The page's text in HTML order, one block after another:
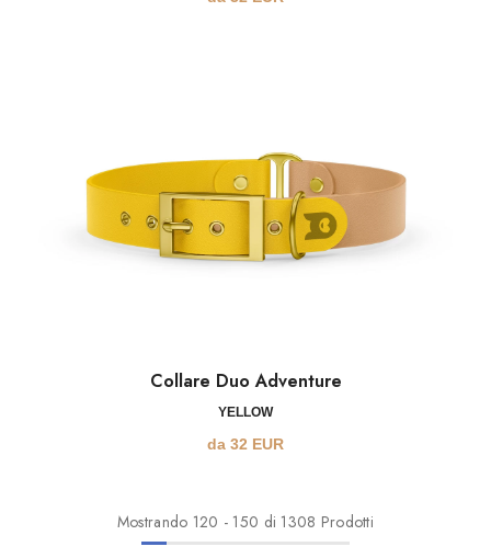
Collare Duo Adventure
YELLOW
da 32 EUR
Mostrando 120 - 150 di 1308 Prodotti